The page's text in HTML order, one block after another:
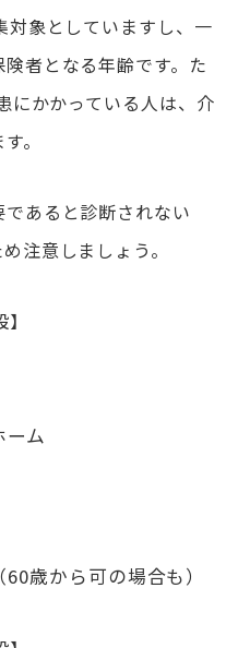
象としていますし、一
者となる年齢です。た
にかかっている人は、介
。
あると診断されない
注意しましょう。
ム
歳から可の場合も）